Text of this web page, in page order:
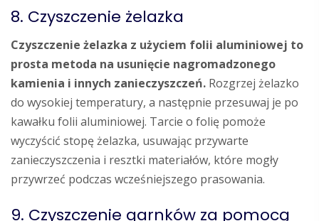
8. Czyszczenie żelazka
Czyszczenie żelazka z użyciem folii aluminiowej to
prosta metoda na usunięcie nagromadzonego
kamienia i innych zanieczyszczeń. Rozgrzej żelazko
do wysokiej temperatury, a następnie przesuwaj je po
kawałku folii aluminiowej. Tarcie o folię pomoże
wyczyścić stopę żelazka, usuwając przywarte
zanieczyszczenia i resztki materiałów, które mogły
przywrzeć podczas wcześniejszego prasowania.
9. Czyszczenie garnków za pomocą